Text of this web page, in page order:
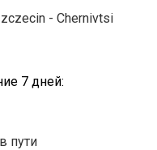
- Chernivtsi
7 дней:
пути